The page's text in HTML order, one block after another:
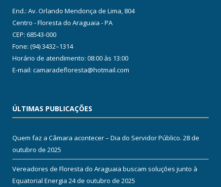
End.: Av. Orlando Mendonça de Lima, 804
Centro - Floresta do Araguaia - PA
CEP: 68543-000
Fone: (94) 3432–1314
Horário de atendimento: 08:00 às 13:00
E-mail: camaradefloresta@hotmail.com
ÚLTIMAS PUBLICAÇÕES
Quem faz a Câmara acontecer – Dia do Servidor Público. 28 de
outubro de 2025
Vereadores de Floresta do Araguaia buscam soluções junto à
Equatorial Energia 24 de outubro de 2025